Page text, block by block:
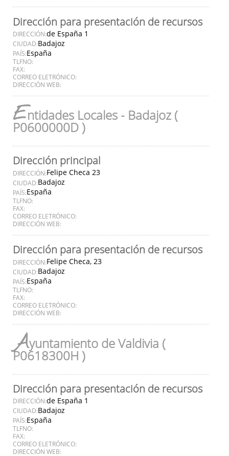
Dirección para presentación de recursos
DIRECCIÓN:de España 1
CIUDAD:Badajoz
PAÍS:España
TLFNO:
FAX:
CORREO ELETRÓNICO:
DIRECCIÓN WEB:
Entidades Locales - Badajoz (
P0600000D )
Dirección principal
DIRECCIÓN:Felipe Checa 23
CIUDAD:Badajoz
PAÍS:España
TLFNO:
FAX:
CORREO ELETRÓNICO:
DIRECCIÓN WEB:
Dirección para presentación de recursos
DIRECCIÓN:Felipe Checa, 23
CIUDAD:Badajoz
PAÍS:España
TLFNO:
FAX:
CORREO ELETRÓNICO:
DIRECCIÓN WEB:
Ayuntamiento de Valdivia (
P0618300H )
Dirección para presentación de recursos
DIRECCIÓN:de España 1
CIUDAD:Badajoz
PAÍS:España
TLFNO:
FAX:
CORREO ELETRÓNICO:
DIRECCIÓN WEB: